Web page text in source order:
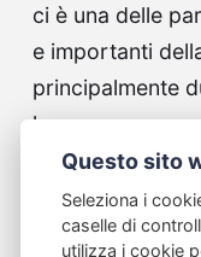
ci è una delle
e importanti
principalmente
luogo e
chiara di ci è
Continue
Questo sito
Seleziona i
caselle di
utilizza i cookie